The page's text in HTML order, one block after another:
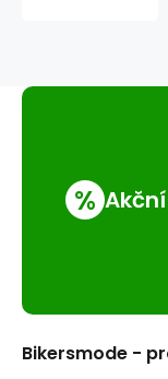
%
Bikersmode -